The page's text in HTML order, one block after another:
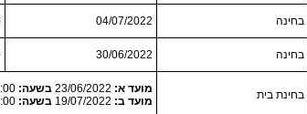
בחינה 04/07/2022
בחינה 30/06/2022
בחינת בית מועד א: 23/06/2022 בשעה: ;
מועד ב: 19/07/2022 בשעה: ;